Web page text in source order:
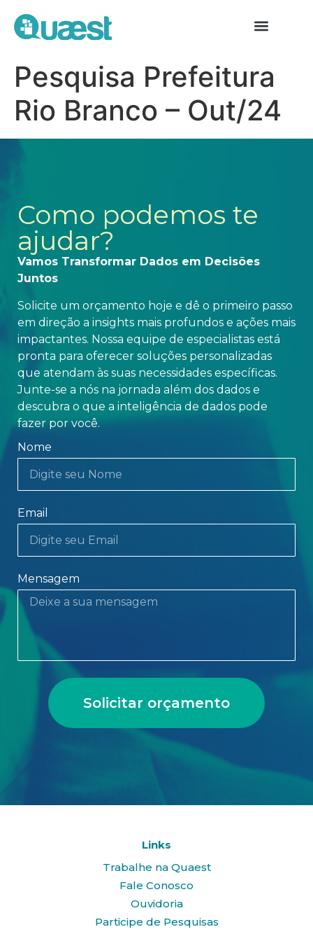
Pesquisa Prefeitura
Rio Branco – Out/24
Como podemos te
ajudar?
Vamos Transformar Dados em Decisões
Juntos
Solicite um orçamento hoje e dê o primeiro passo
em direção a insights mais profundos e ações mais
impactantes. Nossa equipe de especialistas está
pronta para oferecer soluções personalizadas
que atendam às suas necessidades específicas.
Junte-se a nós na jornada além dos dados e
descubra o que a inteligência de dados pode
fazer por você.
Nome
Email
Mensagem
Solicitar orçamento
Links
Trabalhe na Quaest
Fale Conosco
Ouvidoria
Participe de Pesquisas